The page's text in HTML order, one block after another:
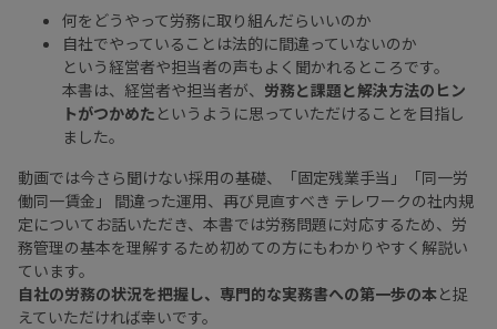
何をどうやって労務に取り組んだらいいのか
自社でやっていることは法的に間違っていないのか
という経営者や担当者の声もよく聞かれるところです。
本書は、経営者や担当者が、 労務と課題と解決方法のヒン
トがつかめた というように思っていただけることを目指し
ました。
動画では今さら聞けない採用の基礎、「固定残業手当」「同一労
働同一賃金」 間違った運用、再び見直すべき テレワークの社内規
定についてお話いただき、本書では労務問題に対応するため、労
務管理の基本を理解するため初めての方にもわかりやすく解説い
ています。
自社の労務の状況を把握し、専門的な実務書への第一歩の本と捉
えていただければ幸いです。